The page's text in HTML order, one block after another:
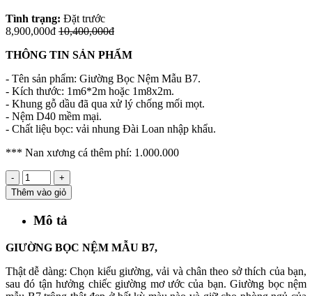
Tình trạng: Đặt trước
8,900,000đ 10,400,000đ
THÔNG TIN SẢN PHẨM
- Tên sản phẩm: Giường Bọc Nệm Mẫu B7.
- Kích thước: 1m6*2m hoặc 1m8x2m.
- Khung gỗ dầu đã qua xử lý chống mối mọt.
- Nệm D40 mềm mại.
- Chất liệu bọc: vải nhung Đài Loan nhập khẩu.
*** Nan xương cá thêm phí: 1.000.000
-
+
Thêm vào giỏ
Mô tả
GIƯỜNG BỌC NỆM MẪU B7,
Thật dễ dàng: Chọn kiểu giường, vải và chân theo sở thích của bạn,
sau đó tận hưởng chiếc giường mơ ước của bạn. Giường bọc nệm